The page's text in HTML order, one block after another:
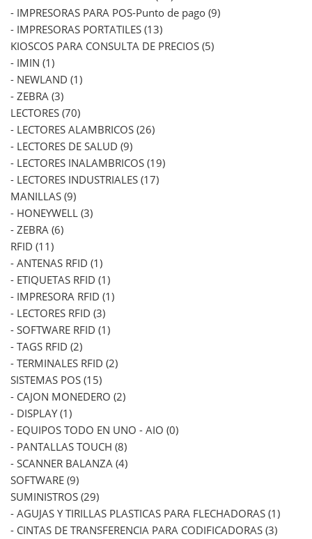
- IMPRESORAS PARA POS-Punto de pago (9)
- IMPRESORAS PORTATILES (13)
KIOSCOS PARA CONSULTA DE PRECIOS (5)
- IMIN (1)
- NEWLAND (1)
- ZEBRA (3)
LECTORES (70)
- LECTORES ALAMBRICOS (26)
- LECTORES DE SALUD (9)
- LECTORES INALAMBRICOS (19)
- LECTORES INDUSTRIALES (17)
MANILLAS (9)
- HONEYWELL (3)
- ZEBRA (6)
RFID (11)
- ANTENAS RFID (1)
- ETIQUETAS RFID (1)
- IMPRESORA RFID (1)
- LECTORES RFID (3)
- SOFTWARE RFID (1)
- TAGS RFID (2)
- TERMINALES RFID (2)
SISTEMAS POS (15)
- CAJON MONEDERO (2)
- DISPLAY (1)
- EQUIPOS TODO EN UNO - AIO (0)
- PANTALLAS TOUCH (8)
- SCANNER BALANZA (4)
SOFTWARE (9)
SUMINISTROS (29)
- AGUJAS Y TIRILLAS PLASTICAS PARA FLECHADORAS (1)
- CINTAS DE TRANSFERENCIA PARA CODIFICADORAS (3)